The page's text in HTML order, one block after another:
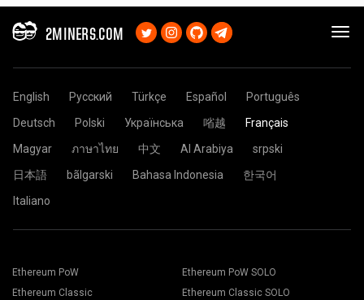
2MINERS.COM
English Русский Türkçe Español
Português
Deutsch
Polski Українська 㗂越
Français
Magyar
ภาษาไทย 中文 Al Arabiya
srpski
日本語
bãlgarski Bahasa Indonesia
한국어
Italiano
Ethereum PoW
Ethereum Classic
Ethereum PoW SOLO
Ethereum Classic SOLO